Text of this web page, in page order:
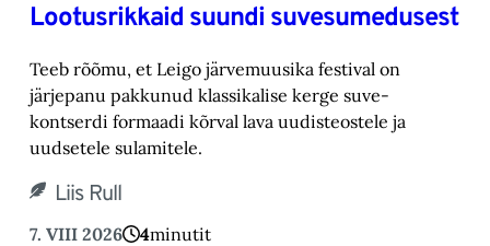
Lootusrikkaid suundi suvesumedusest
Teeb rõõmu, et Leigo järvemuusika festival on
järjepanu pakkunud klassikalise kerge suve-‎
kontserdi formaadi kõrval lava uudisteostele ja
uudsetele sulamitele.‎
Liis Rull
7. VIII 2026 4minutit